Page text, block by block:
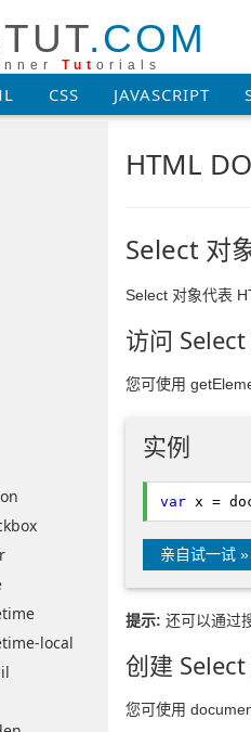
.COM
Tut orials
CSS JAVASCRIPT
local
HTML
Select 对
Select 对象代表
访问
您可使用
实例
var x =
亲自试一试 »
提示: 还可以通过
创建
您可使用